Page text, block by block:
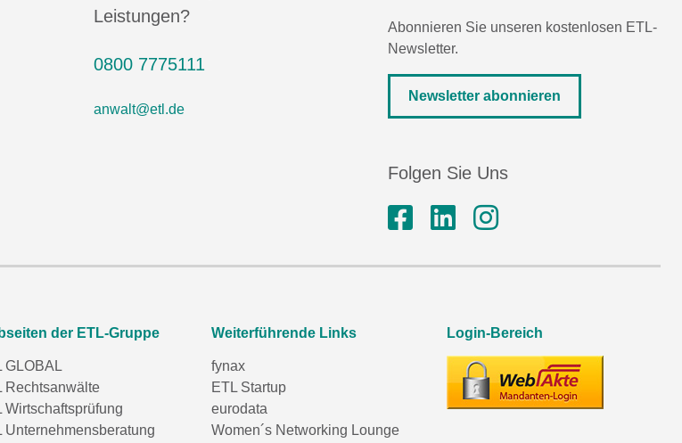
Leistungen?
0800 7775111
anwalt@etl.de
Abonnieren Sie unseren kostenlosen ETL-
Newsletter.
Newsletter abonnieren
Folgen Sie Uns
der ETL-Gruppe
GLOBAL
Rechtsanwälte
Wirtschaftsprüfung
Unternehmensberatung
Weiterführende Links
fynax
ETL Startup
eurodata
Women´s Networking Lounge
Login-Bereich